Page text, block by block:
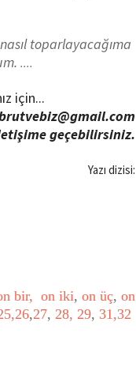
toparlayacağıma
....
için...
geçebilirsiniz.
Yazı dizisi:
bir, on iki, on üç, on
26,27, 28, 29, 31,32